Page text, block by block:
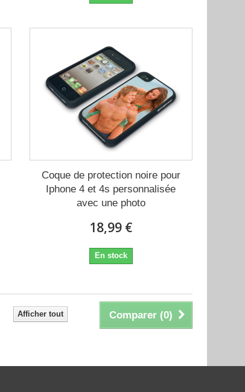
Coque de protection noire pour
Iphone 4 et 4s personnalisée
avec une photo
18,99 €
En stock
Comparer (0)
Afficher tout